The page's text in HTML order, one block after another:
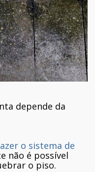
depende da
o sistema de
não é possível
o piso.